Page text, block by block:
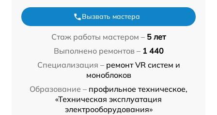
Вызвать мастера
Стаж работы мастером – 5 лет
Выполнено ремонтов – 1 440
Специализация – ремонт VR систем и
моноблоков
Образование – профильное техническое,
«Техническая эксплуатация
электрооборудования»